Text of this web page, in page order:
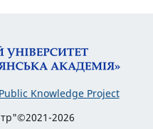
Public Knowledge Project
2026